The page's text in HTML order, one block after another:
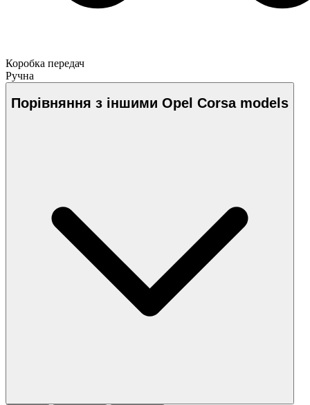
Коробка передач
Ручна
Порівняння з іншими Opel Corsa models